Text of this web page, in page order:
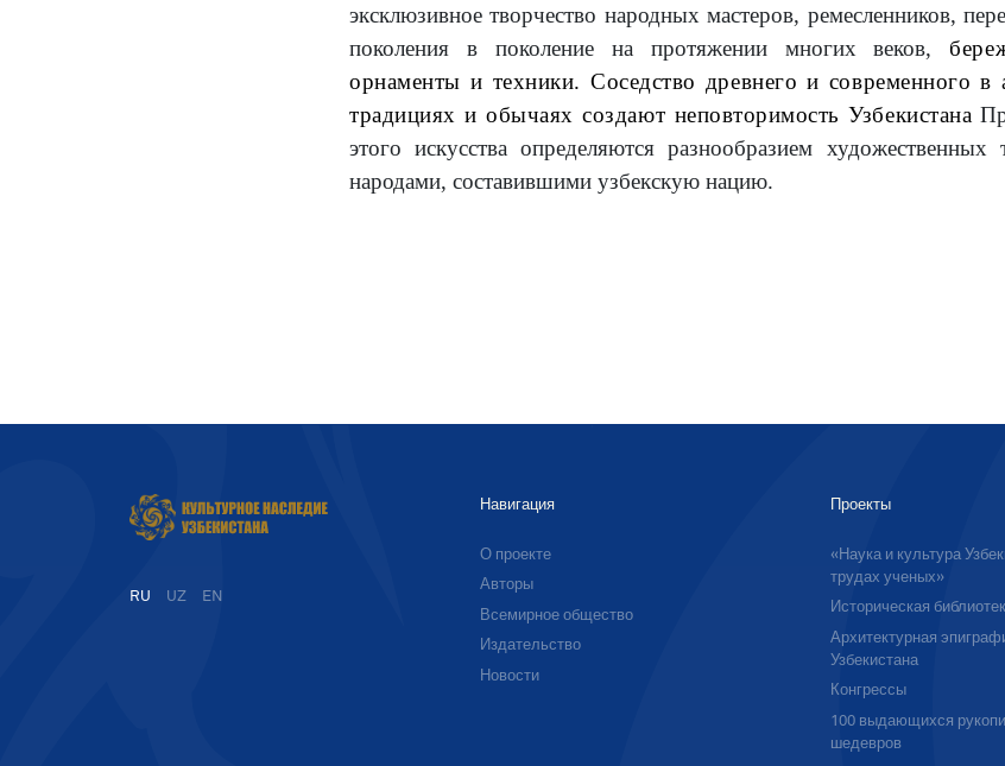
эксклюзивное творчество народных мастеров, ремесленников,
поколения в поколение на протяжении многих веков,
орнаменты и техники. Соседство древнего и современного в
традициях и обычаях создают неповторимость Узбекистана
этого искусства определяются разнообразием художественных
народами, составившими узбекскую нацию.
RU UZ EN
Навигация
О проекте
Авторы
Всемирное общество
Издательство
Новости
Проекты
«Наука и культура
трудах ученых»
Историческая
Архитектурная
Узбекистана
Конгрессы
100 выдающихся
шедевров